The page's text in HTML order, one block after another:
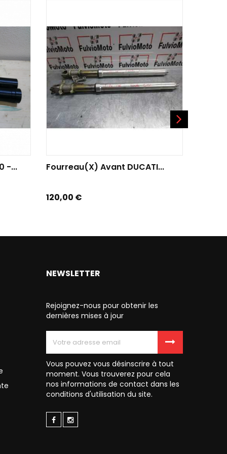
-...
Fourreau(x) Avant DUCATI...
Prix
120,00 €
NEWSLETTER
Rejoignez-nous pour obtenir les
dernières mises à jour
Vous pouvez vous désinscrire à tout
moment. Vous trouverez pour cela
nos informations de contact dans les
conditions d'utilisation du site.